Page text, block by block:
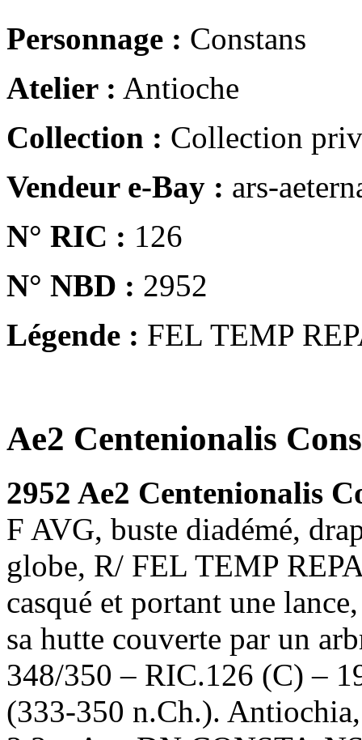
Personnage : Constans
Atelier : Antioche
Collection : Collection
Vendeur e-Bay : ars-
N° RIC : 126
N° NBD : 2952
Légende : FEL TEMP
Ae2 Centenionalis
2952 Ae2 Centenionalis
F AVG, buste diadémé,
globe, R/ FEL TEMP
casqué et portant une
sa hutte couverte par un
348/350 – RIC.126 (C) –
(333-350 n.Ch.).